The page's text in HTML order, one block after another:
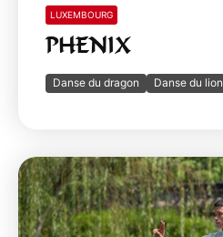
LUXEMBOURG
PHENIX
Danse du dragon Danse du lion